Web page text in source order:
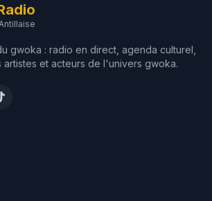
gwoka : radio en direct, agenda culturel,
et acteurs de l'univers gwoka.